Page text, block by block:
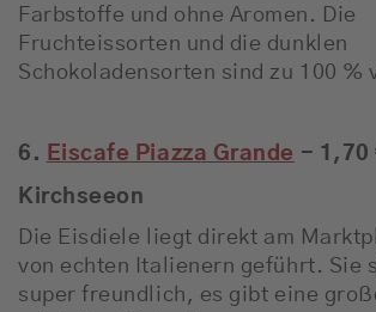
Farbstoffe und ohne Aromen. Die
Fruchteissorten und die dunklen
Schokoladensorten sind zu 100 %
6. Eiscafe Piazza Grande - 1,70
Kirchseeon
Die Eisdiele liegt direkt am
von echten Italienern geführt. Sie
super freundlich, es gibt eine